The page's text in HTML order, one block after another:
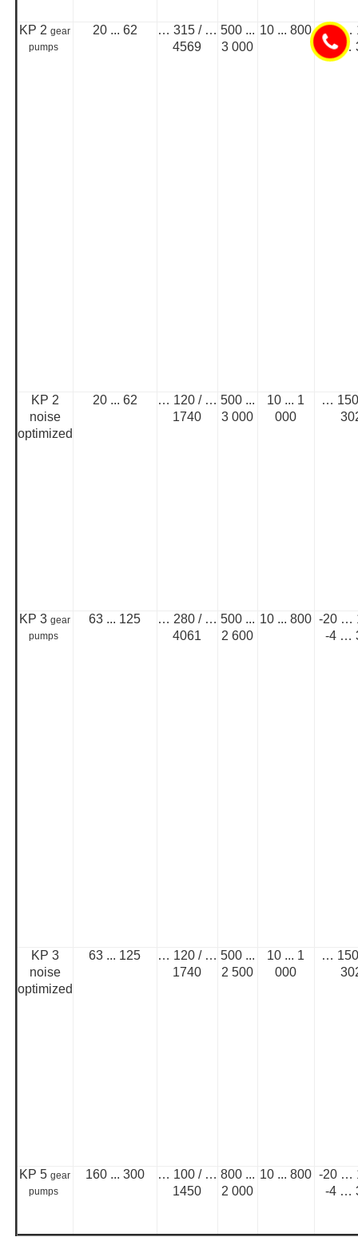
KP 2gear
pumps
20 ... 62
… 315 / …
4569
500 ...
3 000
10 ... 800 -20 …
-4 …
KP 2
noise
optimized
20 ... 62
… 120 / …
1740
500 ...
3 000
10 ... 1
000
…
KP 3gear
pumps
63 ... 125
… 280 / …
4061
500 ...
2 600
10 ... 800 -20 …
-4 …
KP 3
noise
optimized
63 ... 125
… 120 / …
1740
500 ...
2 500
10 ... 1
000
…
KP 5gear
pumps
160 ... 300
… 100 / …
1450
800 ...
2 000
10 ... 800 -20 …
-4 …